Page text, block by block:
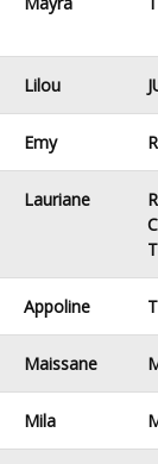
Lilou
Emy
Lauriane
ROUSSILLON F.
Appoline
Maissane
Mila